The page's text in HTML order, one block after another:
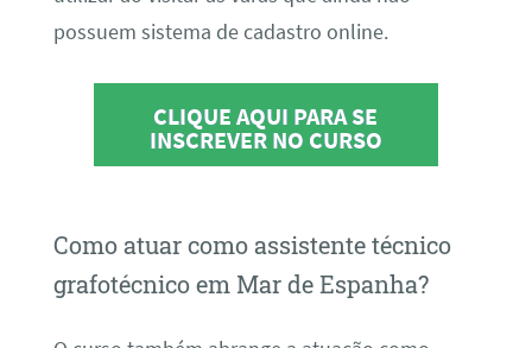
possuem sistema de cadastro online.
CLIQUE AQUI PARA SE
INSCREVER NO CURSO
Como atuar como assistente técnico
grafotécnico em Mar de Espanha?